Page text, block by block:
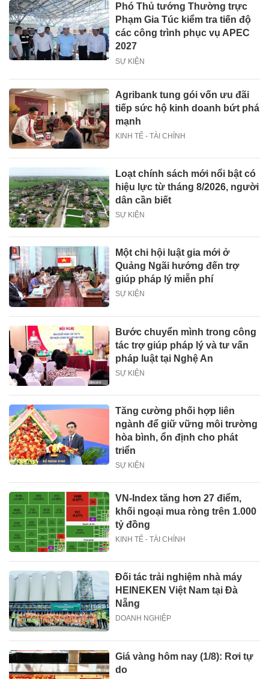
Phó Thủ tướng Thường trực
Phạm Gia Túc kiểm tra tiến độ
các công trình phục vụ APEC
2027
SỰ KIỆN
Agribank tung gói vốn ưu đãi
tiếp sức hộ kinh doanh bứt phá
mạnh
KINH TẾ - TÀI CHÍNH
Loạt chính sách mới nổi bật có
hiệu lực từ tháng 8/2026, người
dân cần biết
SỰ KIỆN
Một chi hội luật gia mới ở
Quảng Ngãi hướng đến trợ
giúp pháp lý miễn phí
SỰ KIỆN
Bước chuyển mình trong công
tác trợ giúp pháp lý và tư vấn
pháp luật tại Nghệ An
SỰ KIỆN
Tăng cường phối hợp liên
ngành để giữ vững môi trường
hòa bình, ổn định cho phát
triển
SỰ KIỆN
VN-Index tăng hơn 27 điểm,
khối ngoại mua ròng trên 1.000
tỷ đồng
KINH TẾ - TÀI CHÍNH
Đối tác trải nghiệm nhà máy
HEINEKEN Việt Nam tại Đà
Nẵng
DOANH NGHIỆP
Giá vàng hôm nay (1/8): Rơi tự
do